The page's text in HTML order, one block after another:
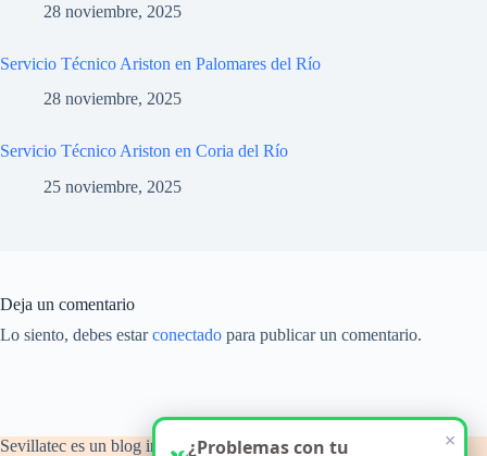
28 noviembre, 2025
Servicio Técnico Ariston en Palomares del Río
28 noviembre, 2025
Servicio Técnico Ariston en Coria del Río
25 noviembre, 2025
Deja un comentario
Lo siento, debes estarconectado para publicar un comentario.
Sevillatec es un blog informativo y de orientación técnica